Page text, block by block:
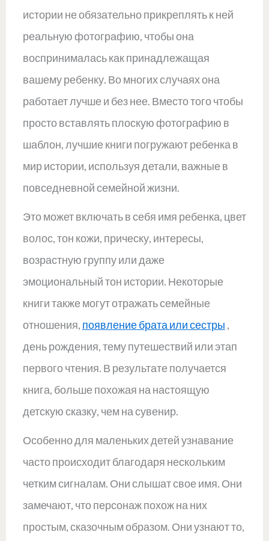
истории не обязательно прикреплять к ней
реальную фотографию, чтобы она
воспринималась как принадлежащая
вашему ребенку. Во многих случаях она
работает лучше и без нее. Вместо того чтобы
просто вставлять плоскую фотографию в
шаблон, лучшие книги погружают ребенка в
мир истории, используя детали, важные в
повседневной семейной жизни.
Это может включать в себя имя ребенка, цвет
волос, тон кожи, прическу, интересы,
возрастную группу или даже
эмоциональный тон истории. Некоторые
книги также могут отражать семейные
отношения, появление брата или сестры ,
день рождения, тему путешествий или этап
первого чтения. В результате получается
книга, больше похожая на настоящую
детскую сказку, чем на сувенир.
Особенно для маленьких детей узнавание
часто происходит благодаря нескольким
четким сигналам. Они слышат свое имя. Они
замечают, что персонаж похож на них
простым, сказочным образом. Они узнают то,